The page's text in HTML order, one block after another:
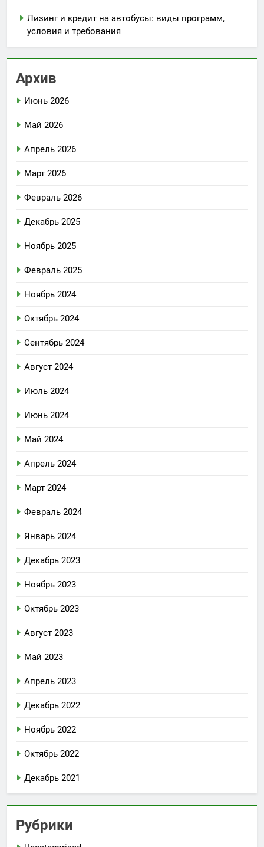
Лизинг и кредит на автобусы: виды программ,
условия и требования
Архив
Июнь 2026
Май 2026
Апрель 2026
Март 2026
Февраль 2026
Декабрь 2025
Ноябрь 2025
Февраль 2025
Ноябрь 2024
Октябрь 2024
Сентябрь 2024
Август 2024
Июль 2024
Июнь 2024
Май 2024
Апрель 2024
Март 2024
Февраль 2024
Январь 2024
Декабрь 2023
Ноябрь 2023
Октябрь 2023
Август 2023
Май 2023
Апрель 2023
Декабрь 2022
Ноябрь 2022
Октябрь 2022
Декабрь 2021
Рубрики